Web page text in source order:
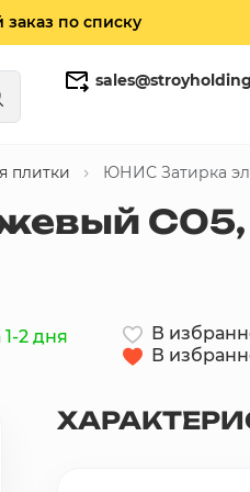
по списку
плитки ЮНИС Затирка
С05,
2 дня
В
В